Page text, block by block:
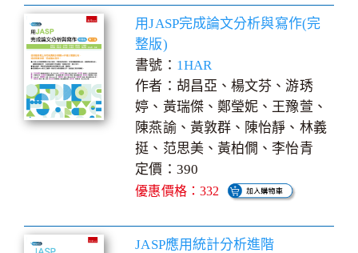
用JASP完成論文分析與寫作(完
整版)
書號： 1HAR
作者：胡昌亞、楊文芬、游琇
婷、黃瑞傑、鄭瑩妮、王豫萱、
陳燕諭、黃敦群、陳怡靜、林義
挺、范思美、黃柏僩、李怡青
定價：390
優惠價格：332
JASP應用統計分析進階